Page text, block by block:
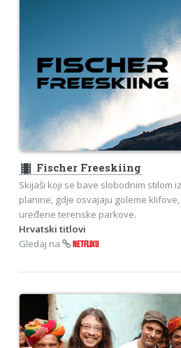
theaters Fischer Freeskiing
Skijaši koji se bave slobodnim stilom
planine, gdje osvajaju goleme
uređene terenske parkove.
Hrvatski titlovi
Gledaj na
NETFLIXU